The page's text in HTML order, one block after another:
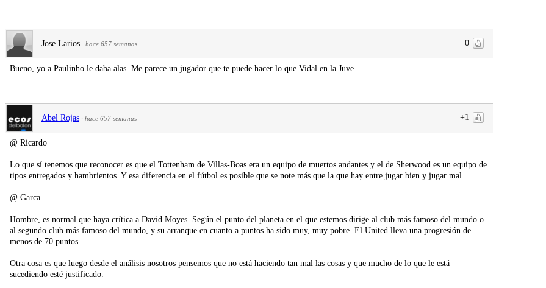
0
Jose Larios · hace 657 semanas
Bueno, yo a Paulinho le daba alas. Me parece un jugador que te puede hacer lo que Vidal en la Juve.
+1
Abel Rojas · hace 657 semanas
@ Ricardo
Lo que sí tenemos que reconocer es que el Tottenham de Villas-Boas era un equipo de muertos andantes y el de Sherwood es un equipo de
tipos entregados y hambrientos. Y esa diferencia en el fútbol es posible que se note más que la que hay entre jugar bien y jugar mal.
@ Garca
Hombre, es normal que haya crítica a David Moyes. Según el punto del planeta en el que estemos dirige al club más famoso del mundo o
al segundo club más famoso del mundo, y su arranque en cuanto a puntos ha sido muy, muy pobre. El United lleva una progresión de
menos de 70 puntos.
Otra cosa es que luego desde el análisis nosotros pensemos que no está haciendo tan mal las cosas y que mucho de lo que le está
sucediendo esté justificado.